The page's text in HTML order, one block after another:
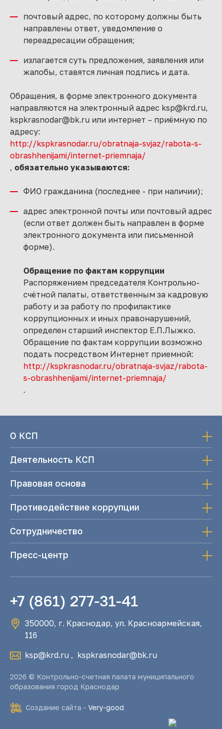
почтовый адрес, по которому должны быть
направлены ответ, уведомление о
переадресации обращения;
излагается суть предложения, заявления или
жалобы, ставятся личная подпись и дата.
Обращения, в форме электронного документа
направляются на электронный адрес ksp@krd.ru,
kspkrasnodar@bk.ru или интернет – приёмную по
адресу:
http://kspkrasnodar.ru/obratnaja-svjaz/rabota-s-
obrashhenijami/internet-priemnaja/
, обязательно указываются:
ФИО гражданина (последнее - при наличии);
адрес электронной почты или почтовый адрес
(если ответ должен быть направлен в форме
электронного документа или письменной
форме).
Обращение по фактам коррупции
Распоряжением председателя Контрольно-
счётной палаты, ответственным за кадровую
работу и за работу по профилактике
коррупционных и иных правонарушений,
определен старший инспектор Е.П.Лыжко.
Обращение по фактам коррупции возможно
подать посредством Интернет приемной:
http://kspkrasnodar.ru/obratnaja-svjaz/rabota-
s-obrashhenijami/internet-priemnaja/
.
О КСП
Деятельность КСП
Правовая основа
Противодействие коррупции
Сотрудничество
Пресс-центр
+7 (861) 277-31-41
350000, г. Краснодар, ул. Красноармейская,
116
ksp@krd.ru , kspkrasnodar@bk.ru
2026 © Контрольно-счетная палата муниципального
образования город Краснодар
Создание сайта - Very-good